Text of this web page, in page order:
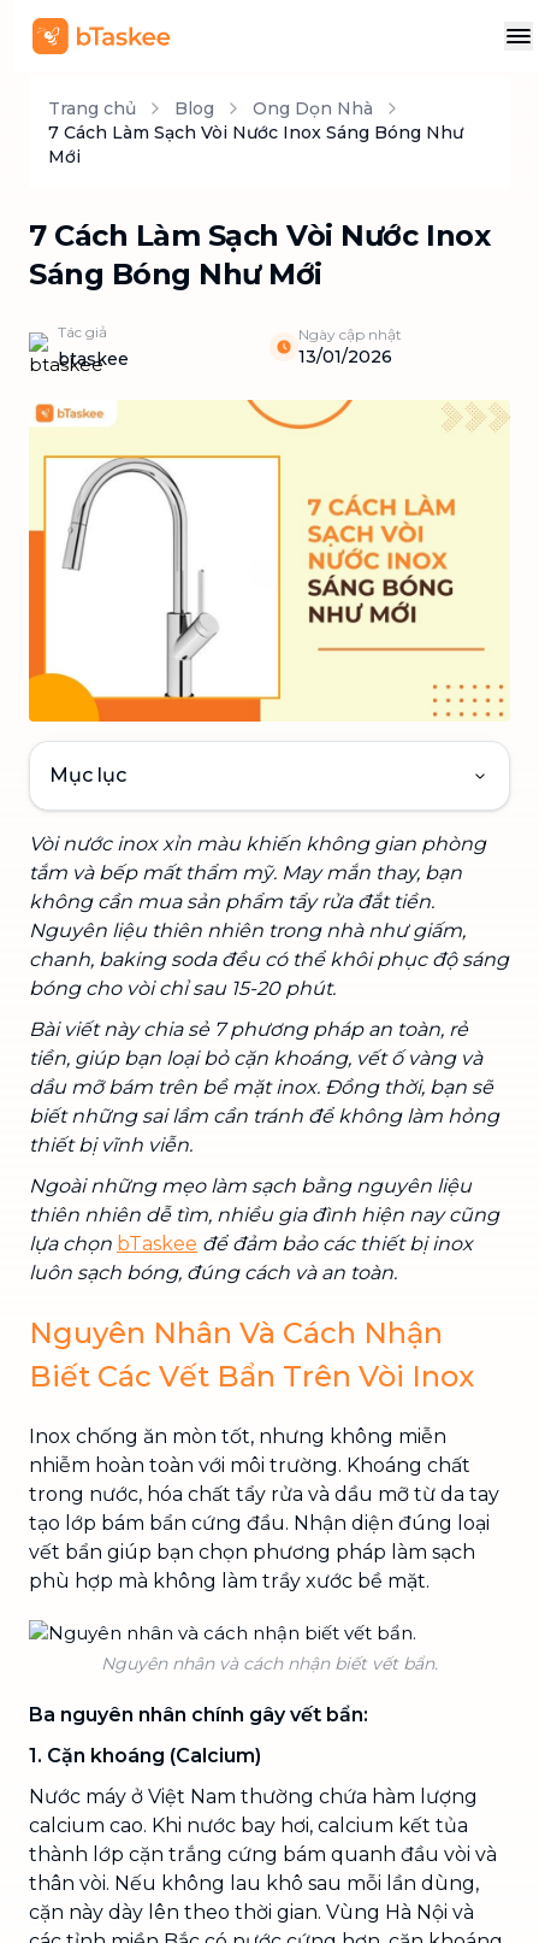
Trang chủ Blog
Ong Dọn Nhà
7 Cách Làm Sạch Vòi Nước Inox Sáng Bóng Như
Mới
7 Cách Làm Sạch Vòi Nước Inox
Sáng Bóng Như Mới
Tác giả
btaskee
Ngày cập nhật
13/01/2026
Mục lục
Vòi nước inox xỉn màu khiến không gian phòng
tắm và bếp mất thẩm mỹ. May mắn thay, bạn
không cần mua sản phẩm tẩy rửa đắt tiền.
Nguyên liệu thiên nhiên trong nhà như giấm,
chanh, baking soda đều có thể khôi phục độ sáng
bóng cho vòi chỉ sau 15-20 phút.
Bài viết này chia sẻ 7 phương pháp an toàn, rẻ
tiền, giúp bạn loại bỏ cặn khoáng, vết ố vàng và
dầu mỡ bám trên bề mặt inox. Đồng thời, bạn sẽ
biết những sai lầm cần tránh để không làm hỏng
thiết bị vĩnh viễn.
Ngoài những mẹo làm sạch bằng nguyên liệu
thiên nhiên dễ tìm, nhiều gia đình hiện nay cũng
lựa chọn bTaskee để đảm bảo các thiết bị inox
luôn sạch bóng, đúng cách và an toàn.
Nguyên Nhân Và Cách Nhận
Biết Các Vết Bẩn Trên Vòi Inox
Inox chống ăn mòn tốt, nhưng không miễn
nhiễm hoàn toàn với môi trường. Khoáng chất
trong nước, hóa chất tẩy rửa và dầu mỡ từ da tay
tạo lớp bám bẩn cứng đầu. Nhận diện đúng loại
vết bẩn giúp bạn chọn phương pháp làm sạch
phù hợp mà không làm trầy xước bề mặt.
Nguyên nhân và cách nhận biết vết bẩn.
Ba nguyên nhân chính gây vết bẩn:
1. Cặn khoáng (Calcium)
Nước máy ở Việt Nam thường chứa hàm lượng
calcium cao. Khi nước bay hơi, calcium kết tủa
thành lớp cặn trắng cứng bám quanh đầu vòi và
thân vòi. Nếu không lau khô sau mỗi lần dùng,
cặn này dày lên theo thời gian. Vùng Hà Nội và